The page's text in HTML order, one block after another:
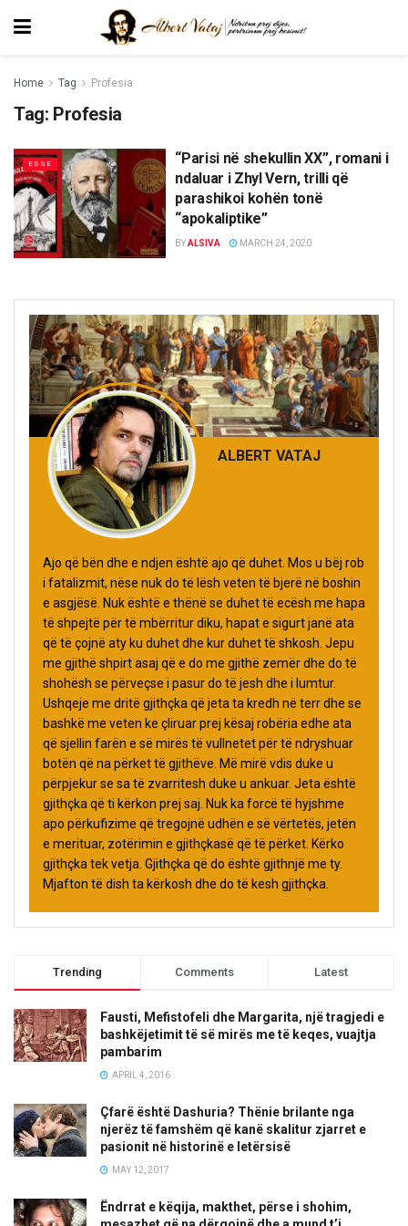
Home Tag Profesia
Tag: Profesia
ESSE
“Parisi në shekullin XX”, romani i
ndaluar i Zhyl Vern, trilli që
parashikoi kohën tonë
“apokaliptike”
BYALSIVA MARCH 24, 2020
ALBERT VATAJ
Ajo që bën dhe e ndjen është ajo që duhet. Mos u bëj rob
i fatalizmit, nëse nuk do të lësh veten të bjerë në boshin
e asgjësë. Nuk është e thënë se duhet të ecësh me hapa
të shpejtë për të mbërritur diku, hapat e sigurt janë ata
që të çojnë aty ku duhet dhe kur duhet të shkosh. Jepu
me gjithë shpirt asaj që e do me gjithë zemër dhe do të
shohësh se përveçse i pasur do të jesh dhe i lumtur.
Ushqeje me dritë gjithçka që jeta ta kredh në terr dhe se
bashkë me veten ke çliruar prej kësaj robëria edhe ata
që sjellin farën e së mirës të vullnetet për të ndryshuar
botën që na përket të gjithëve. Më mirë vdis duke u
përpjekur se sa të zvarritesh duke u ankuar. Jeta është
gjithçka që ti kërkon prej saj. Nuk ka forcë të hyjshme
apo përkufizime që tregojnë udhën e së vërtetës, jetën
e merituar, zotërimin e gjithçkasë që të përket. Kërko
gjithçka tek vetja. Gjithçka që do është gjithnjë me ty.
Mjafton të dish ta kërkosh dhe do të kesh gjithçka.
Trending Comments Latest
Fausti, Mefistofeli dhe Margarita, një tragjedi e
bashkëjetimit të së mirës me të keqes, vuajtja
pambarim
APRIL 4, 2016
Çfarë është Dashuria? Thënie brilante nga
njerëz të famshëm që kanë skalitur zjarret e
pasionit në historinë e letërsisë
MAY 12, 2017
Ëndrrat e këqija, makthet, përse i shohim,